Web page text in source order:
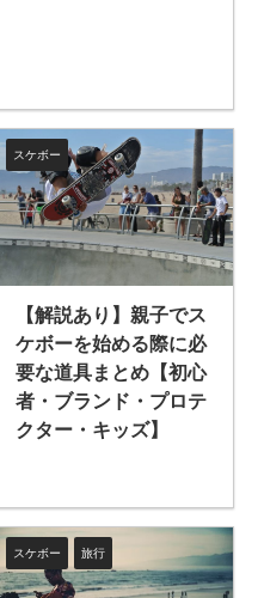
スケボー
【解説あり】親子でス
ケボーを始める際に必
要な道具まとめ【初心
者・ブランド・プロテ
クター・キッズ】
スケボー 旅行